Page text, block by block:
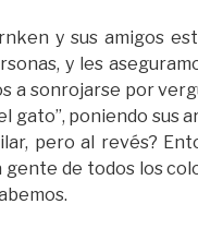
y sus amigos
y les
a sonrojarse por
gato”, poniendo sus
pero al revés?
gente de todos los